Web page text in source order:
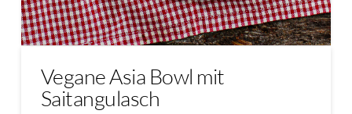
Vegane Asia Bowl mit
Saitangulasch